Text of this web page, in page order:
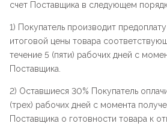
счет Поставщика в следующем
1) Покупатель производит
итоговой цены товара
течение 5 (пяти) рабочих дней с
Поставщика.
2) Оставшиеся 30% Покупатель
(трех) рабочих дней с момента
Поставщика о готовности товара к